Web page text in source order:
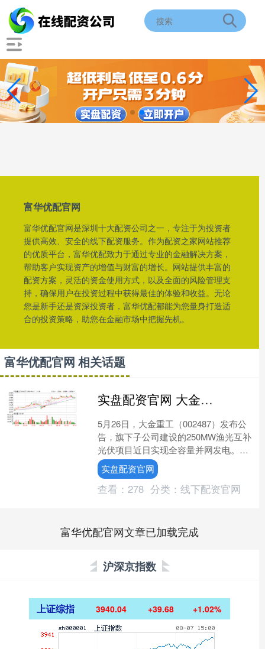
富华优配官网
富华优配官网是深圳十大配资公司之一，专注于为投资者
提供高效、安全的线下配资服务。作为配资之家网站推荐
的优质平台，富华优配致力于通过专业的金融解决方案，
帮助客户实现资产的增值与财富的增长。网站提供丰富的
配资方案，灵活的资金使用方式，以及全面的风险管理支
持，确保用户在投资过程中获得最佳的体验和收益。无论
您是新手还是资深投资者，富华优配都能为您量身打造适
合的投资策略，助您在金融市场中把握先机。
富华优配官网 相关话题
实盘配资官网 大金重工子公司250MW渔光互补项目实现全容量并网发电
5月26日，大金重工（002487）发布公
告，旗下子公司建设的250MW渔光互补
光伏项目近日实现全容量并网发电。该
项目由两个子项目组成，即125MW保障
性光伏项....
实盘配资官网
查看： 278 分类： 线下配资官网
富华优配官网文章已加载完成
沪深京指数
上证综指 3940.04 +39.68 +1.02%